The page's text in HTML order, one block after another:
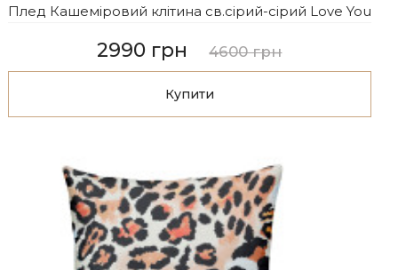
Плед Кашеміровий клітина св.сірий-сірий Love You
2990 грн 4600 грн
Купити